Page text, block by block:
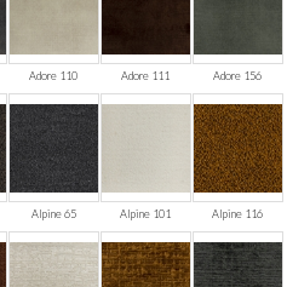
Adore 110 Adore 111 Adore 156
Alpine 65 Alpine 101 Alpine 116